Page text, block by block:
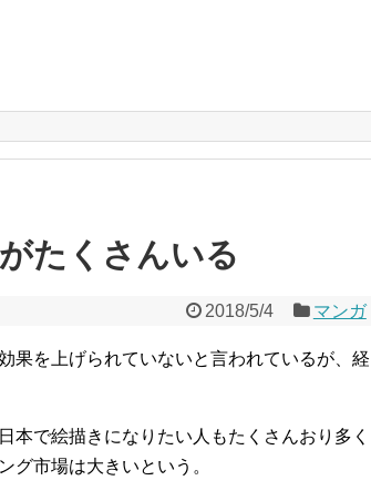
たくさんいる
2018/5/4 マンガ
果を上げられていないと言われているが、経
本で絵描きになりたい人もたくさんおり多く
グ市場は大きいという。